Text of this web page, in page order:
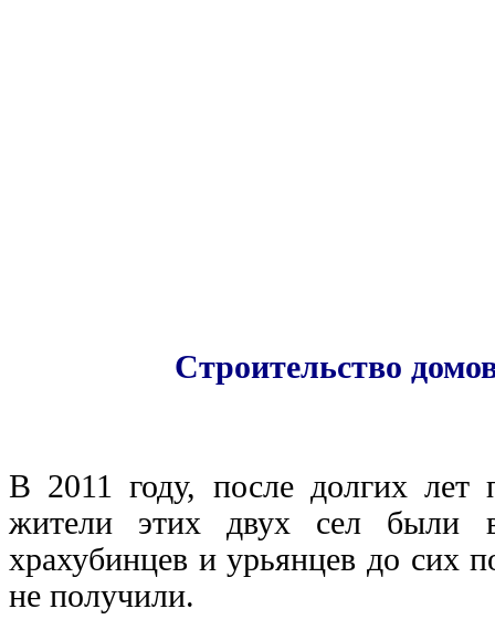
Строительство
В 2011 году, после долгих лет
жители этих двух сел были
храхубинцев и урьянцев до сих
не получили.